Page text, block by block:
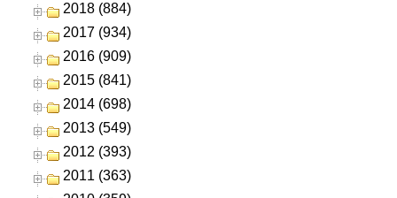
2018 (884)
2017 (934)
2016 (909)
2015 (841)
2014 (698)
2013 (549)
2012 (393)
2011 (363)